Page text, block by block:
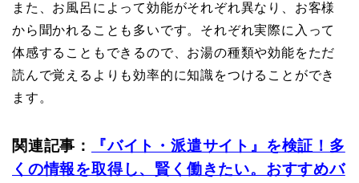
また、お風呂によって効能がそれぞれ異なり、お客様
から聞かれることも多いです。それぞれ実際に入って
体感することもできるので、お湯の種類や効能をただ
読んで覚えるよりも効率的に知識をつけることができ
ます。
関連記事：
『バイト・派遣サイト』を検証！多
くの情報を取得し、賢く働きたい。おすすめバ